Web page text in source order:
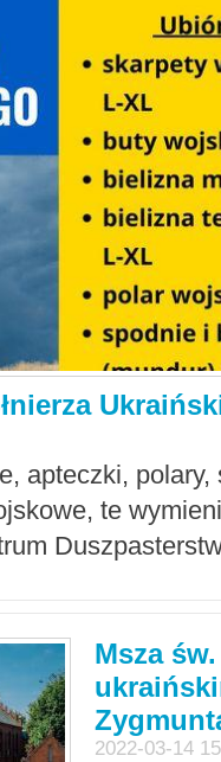
apteczki,
te
Msza
2022-03-14